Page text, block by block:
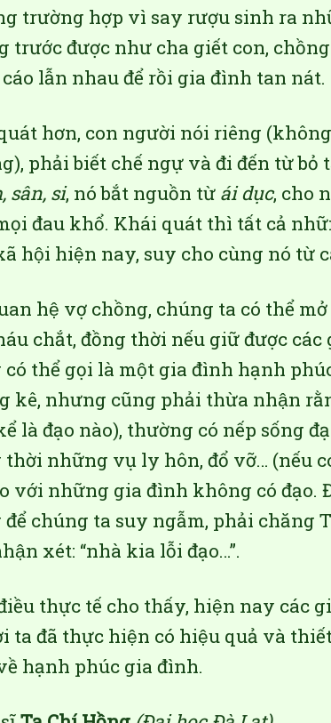
trường hợp vì say rượu sinh ra
trước được như cha giết con,
lẫn nhau để rồi gia đình tan nát.
hơn, con người nói riêng
phải biết chế ngự và đi đến từ
sân, si, nó bắt nguồn từ ái dục, cho
đau khổ. Khái quát thì tất cả
hội hiện nay, suy cho cùng nó từ
hệ vợ chồng, chúng ta có thể
chắt, đồng thời nếu giữ được
có thể gọi là một gia đình hạnh
kê, nhưng cũng phải thừa nhận
là đạo nào), thường có nếp sống
thời những vụ ly hôn, đổ vỡ… (nếu
với những gia đình không có đạo.
để chúng ta suy ngẫm, phải chăng
xét: “nhà kia lỗi đạo…”.
thực tế cho thấy, hiện nay các
ta đã thực hiện có hiệu quả và
hạnh phúc gia đình.